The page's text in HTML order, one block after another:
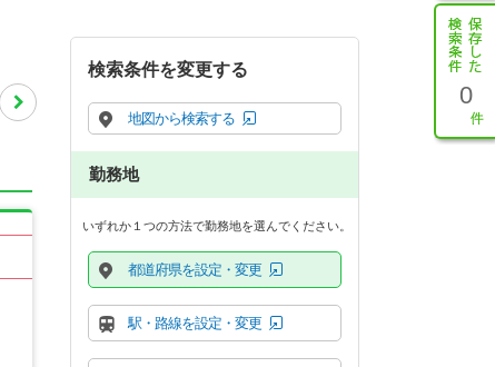
0
検索条件を変更する
地図から検索する
勤務地
いずれか１つの方法で勤務地を選んでください。
都道府県を設定・変更
駅・路線を設定・変更